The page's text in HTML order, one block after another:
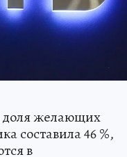
доля желающих
составила 46 %,
в